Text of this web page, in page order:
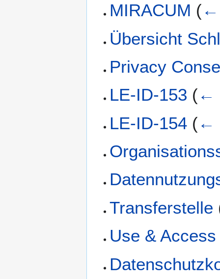
MIRACUM (←
Übersicht
Privacy
LE-ID-153 (←
LE-ID-154 (←
Transferstelle
Use &